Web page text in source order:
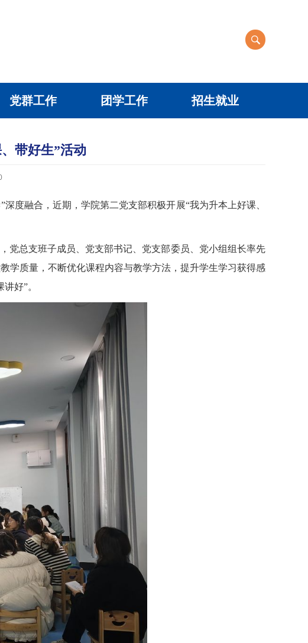
党群工作 团学工作 招生就业
带好生”活动
度融合，近期，学院第二党支部积极开展“我为升本上好课、
党总支班子成员、党支部书记、党支部委员、党小组组长率先
学质量，不断优化课程内容与教学方法，提升学生学习获得感
好”。